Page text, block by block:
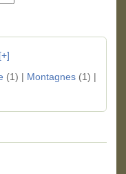
[+]
(1) | Montagnes(1) |